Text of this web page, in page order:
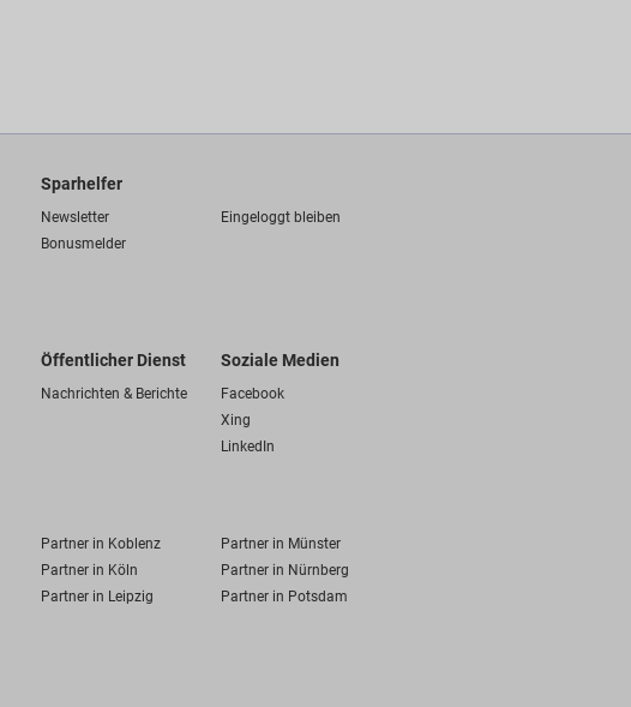
Sparhelfer
Newsletter
Eingeloggt bleiben
Bonusmelder
Öffentlicher Dienst
Nachrichten & Berichte
Soziale Medien
Facebook
Xing
LinkedIn
Partner in Koblenz
Partner in Münster
Partner in Köln
Partner in Nürnberg
Partner in Leipzig Partner in Potsdam